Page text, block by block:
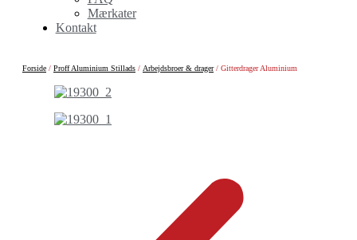
Mærkater
Kontakt
Forside / Proff Aluminium Stillads / Arbejdsbroer & drager/ Gitterdrager Aluminium